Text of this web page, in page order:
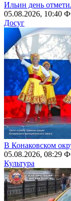
Ильин день
05.08.2026, 10:40
Досуг
В Конаковском
05.08.2026, 08:29
Культура